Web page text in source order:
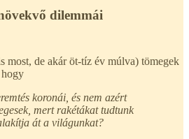
dilemmái
most, de akár öt-tíz év múlva) tömegek
koronái, és nem azért
mert rakétákat tudtunk
át a világunkat?